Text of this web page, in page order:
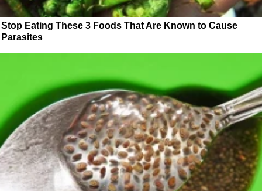
Stop Eating These 3 Foods That Are Known to Cause
Parasites